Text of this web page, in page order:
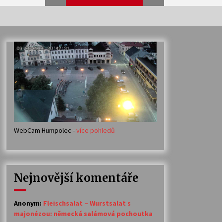
Veselí muzikanti
30. 7. 2026
Votavžatský ploty
23. 7. 2026
14. 7. 2026
30. 6. 2026
WebCam Humpolec -více pohledů
Nejnovější komentáře
Anonym: Fleischsalat – Wurstsalat s
majonézou: německá salámová pochoutka